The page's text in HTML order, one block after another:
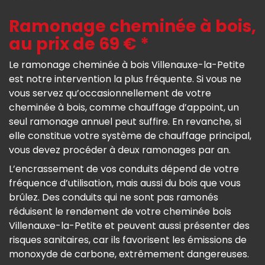
Ramonage cheminée à bois,
au prix de 69 € *
Le ramonage cheminée à bois Villenauxe-la-Petite
est notre intervention la plus fréquente. Si vous ne
vous servez qu’occasionnellement de votre
cheminée à bois, comme chauffage d’appoint, un
seul ramonage annuel peut suffire. En revanche, si
elle constitue votre système de chauffage principal,
vous devez procéder à deux ramonages par an.
L’encrassement de vos conduits dépend de votre
fréquence d’utilisation, mais aussi du bois que vous
brûlez. Des conduits qui ne sont pas ramonés
réduisent le rendement de votre cheminée bois
Villenauxe-la-Petite et peuvent aussi présenter des
risques sanitaires, car ils favorisent les émissions de
monoxyde de carbone, extrêmement dangereuses.